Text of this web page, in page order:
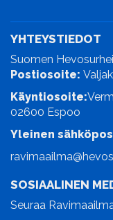
YHTEYSTIEDOT
Suomen
Postiosoite:
Käyntiosoite:
02600 Espoo
Yleinen
SOSIAALINEN
Seuraa